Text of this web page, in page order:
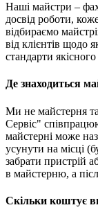
Наші майстри –
досвід роботи,
відбираємо
від клієнтів щодо
стандарти
Де знаходиться
Ми не майстерня
Сервіс"
майстерні може
усунути на місці
забрати пристрій
в майстерню, а
Скільки коштує